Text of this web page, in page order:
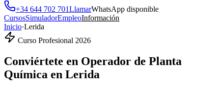
+34 644 702 701LlamarWhatsApp disponible
CursosSimuladorEmpleoInformación
Inicio·Lerida
Curso Profesional 2026
Conviértete en Operador de Planta
Química en Lerida